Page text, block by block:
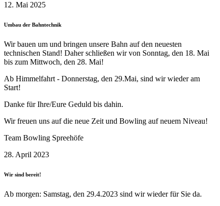
12. Mai 2025
Umbau der Bahntechnik
Wir bauen um und bringen unsere Bahn auf den neuesten
technischen Stand! Daher schließen wir von Sonntag, den 18. Mai
bis zum Mittwoch, den 28. Mai!
Ab Himmelfahrt - Donnerstag, den 29.Mai, sind wir wieder am
Start!
Danke für Ihre/Eure Geduld bis dahin.
Wir freuen uns auf die neue Zeit und Bowling auf neuem Niveau!
Team Bowling Spreehöfe
28. April 2023
Wir sind bereit!
Ab morgen: Samstag, den 29.4.2023 sind wir wieder für Sie da.